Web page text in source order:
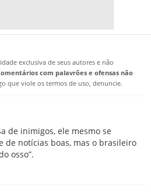
exclusiva de seus autores e não
com palavrões e ofensas não
que viole os termos de uso, denuncie.
de inimigos, ele mesmo se
de notícias boas, mas o brasileiro
osso”.